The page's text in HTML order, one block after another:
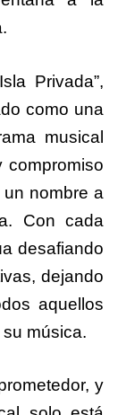
Privada”,
como una
musical
compromiso
nombre a
Con cada
desafiando
dejando
aquellos
música.
y